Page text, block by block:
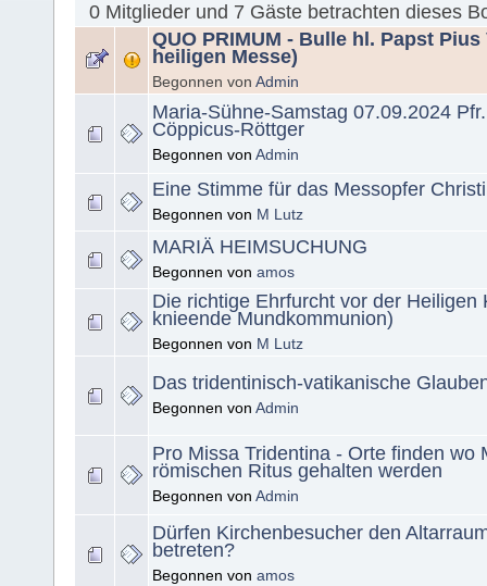
0 Mitglieder und 7 Gäste betrachten dieses
QUO PRIMUM - Bulle hl. Papst Pius
heiligen Messe)
Begonnen von Admin
Maria-Sühne-Samstag 07.09.2024
Cöppicus-Röttger
Begonnen von Admin
Eine Stimme für das Messopfer Christi
Begonnen von M Lutz
MARIÄ HEIMSUCHUNG
Begonnen von amos
Die richtige Ehrfurcht vor der Heiligen
knieende Mundkommunion)
Begonnen von M Lutz
Das tridentinisch-vatikanische
Begonnen von Admin
Pro Missa Tridentina - Orte finden wo
römischen Ritus gehalten werden
Begonnen von Admin
Dürfen Kirchenbesucher den
betreten?
Begonnen von amos